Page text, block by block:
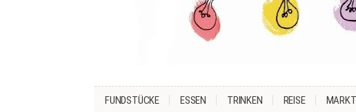
FUNDSTÜCKE ESSEN TRINKEN REISE